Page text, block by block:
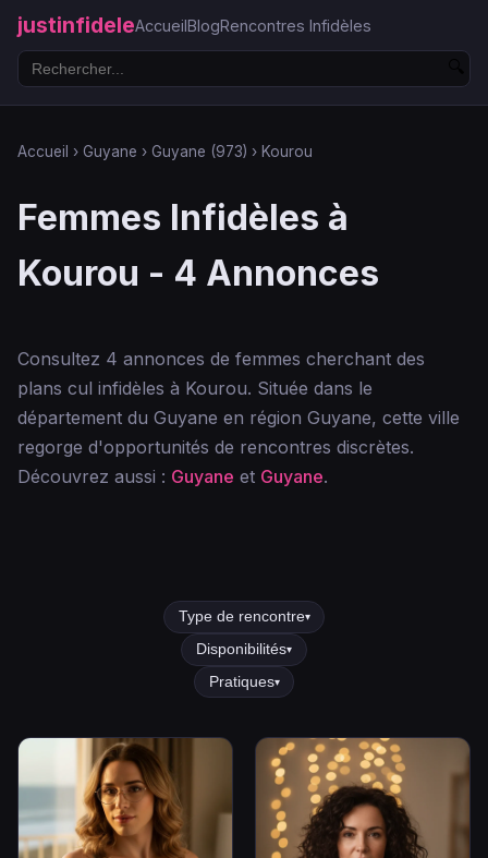
justinfideleAccueilBlogRencontres Infidèles
Accueil › Guyane › Guyane (973) › Kourou
Femmes Infidèles à
Kourou - 4 Annonces
Consultez 4 annonces de femmes cherchant des
plans cul infidèles à Kourou. Située dans le
département du Guyane en région Guyane, cette ville
regorge d'opportunités de rencontres discrètes.
Découvrez aussi : Guyane et Guyane.
Type de rencontre▾
Disponibilités▾
Pratiques▾